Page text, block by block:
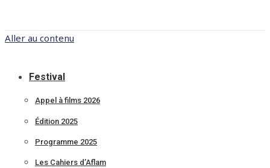
Aller au contenu
Festival
Appel à films 2026
Édition 2025
Programme 2025
Les Cahiers d’Aflam